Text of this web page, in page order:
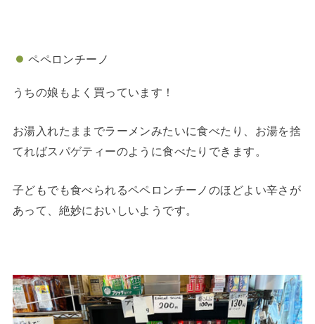
ペペロンチーノ
うちの娘もよく買っています！
お湯入れたままでラーメンみたいに食べたり、お湯を捨
てればスパゲティーのように食べたりできます。
子どもでも食べられるペペロンチーノのほどよい辛さが
あって、絶妙においしいようです。